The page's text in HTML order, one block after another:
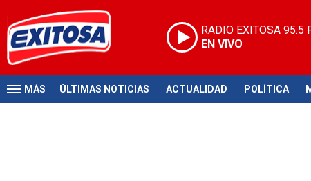
RADIO EXITOSA 95.5
EN VIVO
MÁS ÚLTIMAS NOTICIAS ACTUALIDAD POLÍTICA